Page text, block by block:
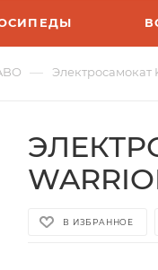
— Электросамокат
В ИЗБРАННОЕ